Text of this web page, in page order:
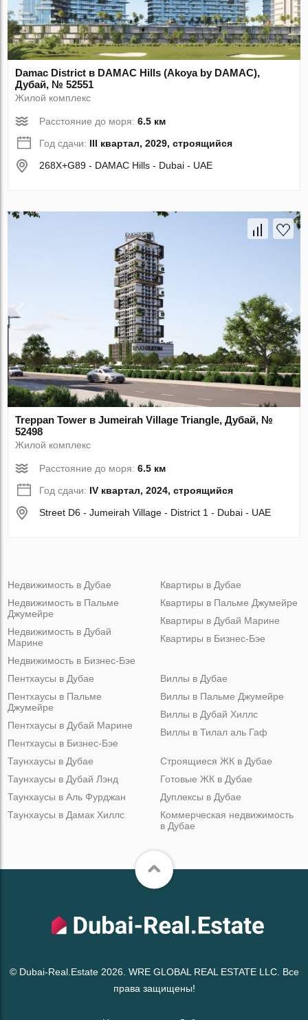
Damac District в DAMAC Hills (Akoya by DAMAC),
Дубай, № 52551
Жилой комплекс
Расстояние до моря:6.5 км
Год сдачи: III квартал, 2029, строящийся
268X+G89 - DAMAC Hills - Dubai - UAE
Treppan Tower в Jumeirah Village Triangle, Дубай, №
52498
Жилой комплекс
Расстояние до моря:6.5 км
Год сдачи: IV квартал, 2024, строящийся
Street D6 - Jumeirah Village - District 1 - Dubai - UAE
Недвижимость в Дубае
Недвижимость в Пальме
Джумейре
Недвижимость в Дубай
Марине
Недвижимость в Бизнес-Бэе
Квартиры в Дубае
Квартиры в Пальме Джумейре
Квартиры в Дубай Марине
Квартиры в Бизнес-Бэе
Пентхаусы в Дубае
Пентхаусы в Пальме
Джумейре
Пентхаусы в Дубай Марине
Пентхаусы в Бизнес-Бэе
Виллы в Дубае
Виллы в Пальме Джумейре
Виллы в Дубай Хиллс
Виллы в Тилал аль Гаф
Таунхаусы в Дубае
Таунхаусы в Дубай Лэнд
Таунхаусы в Аль Фурджан
Таунхаусы в Дамак Хиллс
Строящиеся ЖК в Дубае
Готовые ЖК в Дубае
Дуплексы в Дубае
Коммерческая недвижимость
в Дубае
© Dubai-Real.Estate 2026. WRE GLOBAL REAL ESTATE LLC. Все
права защищены!